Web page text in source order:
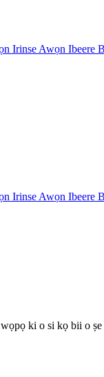
Irinse Awọn Ibeere
Irinse Awọn Ibeere
ki o si kọ bii o ṣe